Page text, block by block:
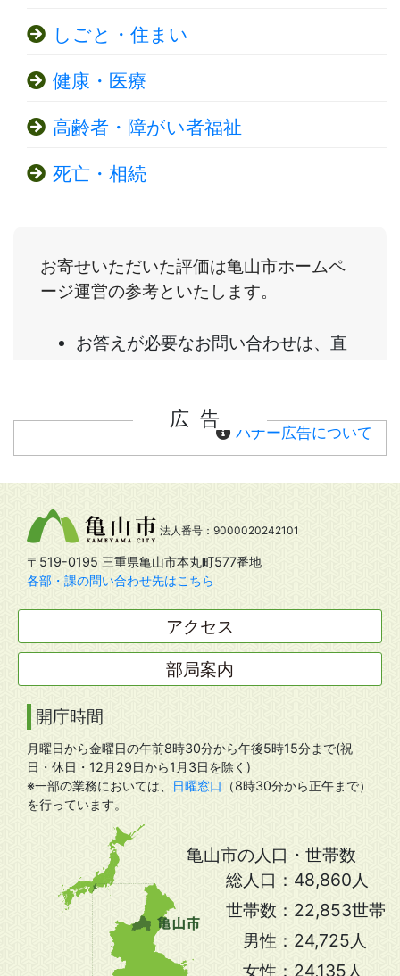
しごと・住まい
健康・医療
高齢者・障がい者福祉
死亡・相続
広告
バナー広告について
法人番号：9000020242101
〒519-0195 三重県亀山市本丸町577番地
各部・課の問い合わせ先はこちら
アクセス
部局案内
開庁時間
月曜日から金曜日の午前8時30分から午後5時15分まで(祝
日・休日・12月29日から1月3日を除く)
※一部の業務においては、
日曜窓口
（8時30分から正午まで）
を行っています。
亀山市の人口・世帯数
総人口： 48,860人
世帯数： 22,853世帯
男性： 24,725人
女性： 24,135人